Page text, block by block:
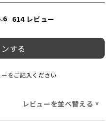
614レビュー
する
をご記入ください
レビューを並べ替える >